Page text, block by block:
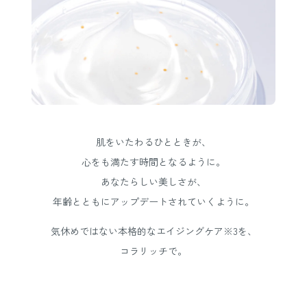
肌をいたわるひとときが、
心をも満たす時間となるように。
あなたらしい美しさが、
年齢とともにアップデートされていくように。
気休めではない本格的なエイジングケア※3を、
コラリッチで。